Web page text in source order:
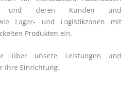
und deren Kunden und
Lager- und Logistikzonen mit
Produkten ein.
über unsere Leistungen und
Ihre Einrichtung.